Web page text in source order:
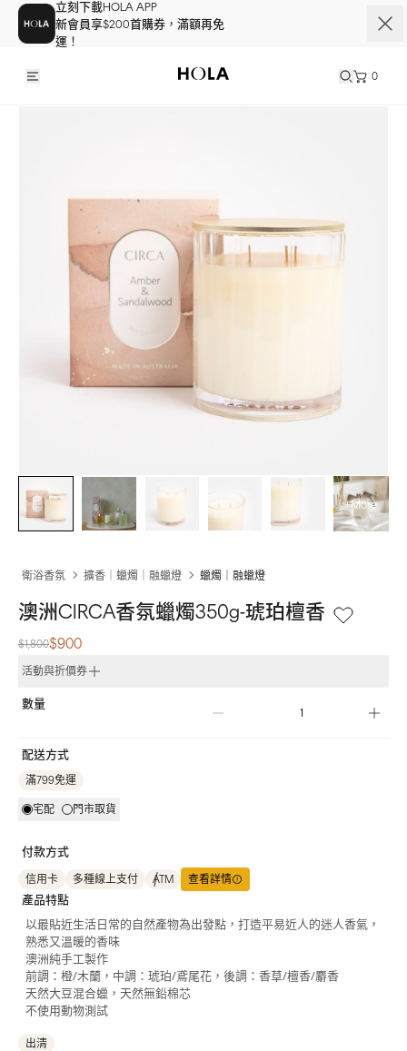
立刻下載HOLA APP
新會員享$200首購券，滿額再免
運！
0
+More
衛浴香氛 擴香｜蠟燭｜融蠟燈 蠟燭｜融蠟燈
澳洲CIRCA香氛蠟燭350g-琥珀檀香
$1,800$900
活動與折價券
數量
配送方式
滿799免運
宅配 門市取貨
付款方式
信用卡 多種線上支付 ATM 查看詳情
產品特點
以最貼近生活日常的自然產物為出發點，打造平易近人的迷人香氣，
熟悉又溫暖的香味
澳洲純手工製作
前調：橙/木蘭，中調：琥珀/鳶尾花，後調：香草/檀香/麝香
天然大豆混合蠟，天然無鉛棉芯
不使用動物測試
出清